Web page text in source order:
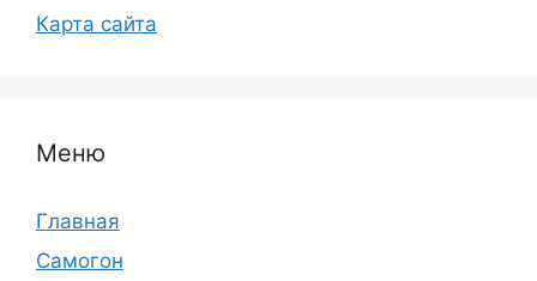
Карта сайта
Меню
Главная
Самогон